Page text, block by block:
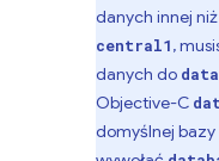
danych innej
central1,
danych do
Objective-C
domyślnej